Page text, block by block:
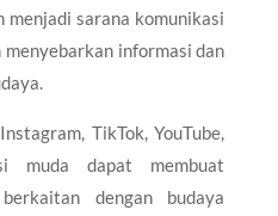
sarana komunikasi
informasi dan
TikTok, YouTube,
muda dapat membuat
dengan budaya